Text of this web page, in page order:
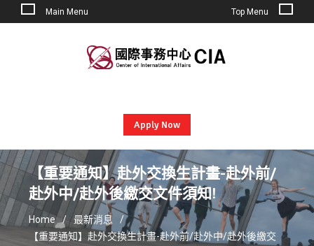
Main Menu Top Menu
Apply Now
【重要通知】赴外交換生計畫-赴外前/
赴外中/赴外後繳交文件須知!
Home
最新消息
【重要通知】赴外交換生計畫-赴外前/赴外中/赴外後繳交